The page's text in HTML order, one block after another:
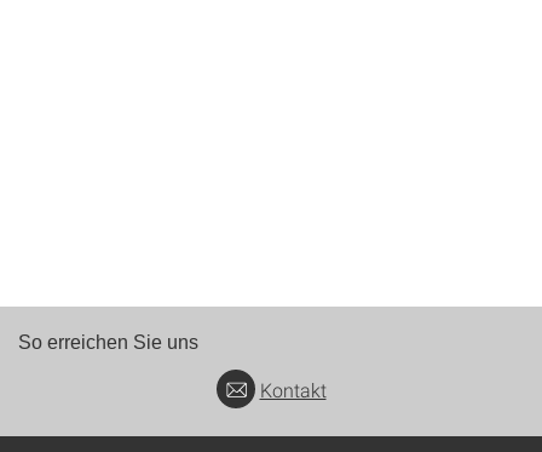
So erreichen Sie uns
Kontakt